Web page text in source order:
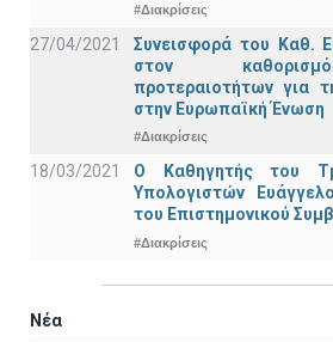
#Διακρίσεις
27/04/2021
Συνεισφορά του Καθ.
στον
προτεραιοτήτων για
στην Ευρωπαϊκή Ένωση
#Διακρίσεις
18/03/2021
Ο Καθηγητής του
Υπολογιστών
του Επιστημονικού
#Διακρίσεις
Νέα